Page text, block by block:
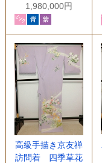
1,980,000円
高級手描き京友禅
訪問着 四季草花